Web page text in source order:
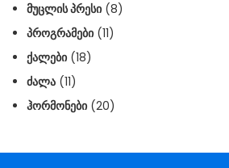
ᲛᲣᲪᲚᲘᲡ ᲞᲠᲔᲡᲘ (8)
ᲞᲠᲝᲒᲠᲐᲛᲔᲑᲘ (11)
ᲥᲐᲚᲔᲑᲘ (18)
ᲫᲐᲚᲐ (11)
ᲰᲝᲠᲛᲝᲜᲔᲑᲘ (20)